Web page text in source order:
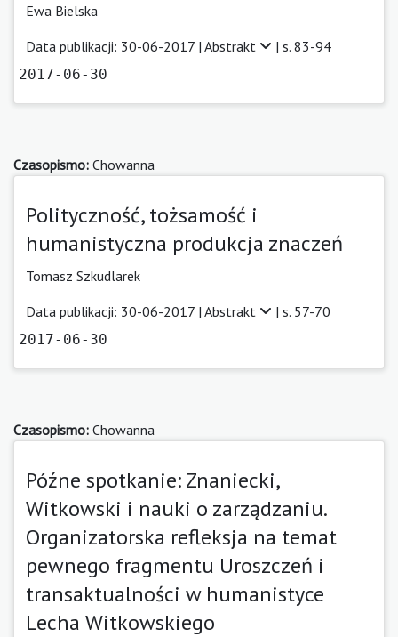
Ewa Bielska
Data publikacji: 30-06-2017 | Abstrakt | s. 83-94
2017-06-30
Czasopismo: Chowanna
Polityczność, tożsamość i
humanistyczna produkcja znaczeń
Tomasz Szkudlarek
Data publikacji: 30-06-2017 | Abstrakt | s. 57-70
2017-06-30
Czasopismo: Chowanna
Późne spotkanie: Znaniecki,
Witkowski i nauki o zarządzaniu.
Organizatorska refleksja na temat
pewnego fragmentu Uroszczeń i
transaktualności w humanistyce
Lecha Witkowskiego